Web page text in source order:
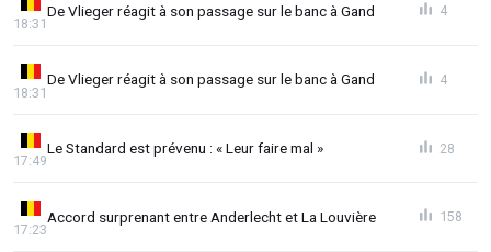
De Vlieger réagit à son passage sur le banc à Gand
18:31
4
De Vlieger réagit à son passage sur le banc à Gand
18:31
4
Le Standard est prévenu : « Leur faire mal »
17:49
28
Accord surprenant entre Anderlecht et La Louvière
17:23
158